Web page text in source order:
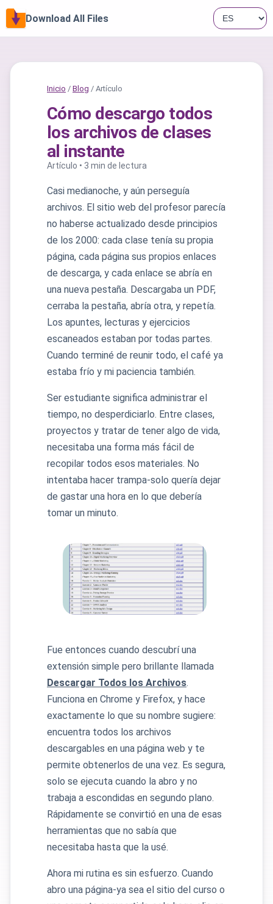
Download All Files
Inicio / Blog / Artículo
Cómo descargo todos
los archivos de clases
al instante
Artículo • 3 min de lectura
Casi medianoche, y aún perseguía
archivos. El sitio web del profesor parecía
no haberse actualizado desde principios
de los 2000: cada clase tenía su propia
página, cada página sus propios enlaces
de descarga, y cada enlace se abría en
una nueva pestaña. Descargaba un PDF,
cerraba la pestaña, abría otra, y repetía.
Los apuntes, lecturas y ejercicios
escaneados estaban por todas partes.
Cuando terminé de reunir todo, el café ya
estaba frío y mi paciencia también.
Ser estudiante significa administrar el
tiempo, no desperdiciarlo. Entre clases,
proyectos y tratar de tener algo de vida,
necesitaba una forma más fácil de
recopilar todos esos materiales. No
intentaba hacer trampa-solo quería dejar
de gastar una hora en lo que debería
tomar un minuto.
Fue entonces cuando descubrí una
extensión simple pero brillante llamada
Descargar Todos los Archivos.
Funciona en Chrome y Firefox, y hace
exactamente lo que su nombre sugiere:
encuentra todos los archivos
descargables en una página web y te
permite obtenerlos de una vez. Es segura,
solo se ejecuta cuando la abro y no
trabaja a escondidas en segundo plano.
Rápidamente se convirtió en una de esas
herramientas que no sabía que
necesitaba hasta que la usé.
Ahora mi rutina es sin esfuerzo. Cuando
abro una página-ya sea el sitio del curso o